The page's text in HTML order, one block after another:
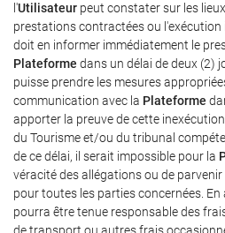
l'Utilisateur peut constater sur les
prestations contractées ou l'exécution
doit en informer immédiatement le
Plateforme dans un délai de deux (2)
puisse prendre les mesures
communication avec la Plateforme
apporter la preuve de cette
du Tourisme et/ou du tribunal
de ce délai, il serait impossible pour la
véracité des allégations ou de
pour toutes les parties concernées. En
pourra être tenue responsable des